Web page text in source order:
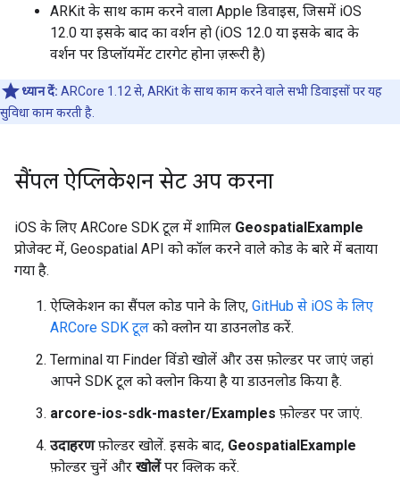
ARKit के साथ काम करने वाला Apple डिवाइस, जिसमें iOS
12.0 या इसके बाद का वर्शन हो (iOS 12.0 या इसके बाद के
वर्शन पर डिप्लॉयमेंट टारगेट होना ज़रूरी है)
ध्यान दें: ARCore 1.12 से, ARKit के साथ काम करने वाले सभी डिवाइसों पर यह
सुविधा काम करती है.
सैंपल ऐप्लिकेशन सेट अप करना
iOS के लिए ARCore SDK टूल में शामिल GeospatialExample
प्रोजेक्ट में, Geospatial API को कॉल करने वाले कोड के बारे में बताया
गया है.
ऐप्लिकेशन का सैंपल कोड पाने के लिए, GitHub से iOS के लिए
ARCore SDK टूल को क्लोन या डाउनलोड करें.
Terminal या Finder विंडो खोलें और उस फ़ोल्डर पर जाएं जहां
आपने SDK टूल को क्लोन किया है या डाउनलोड किया है.
arcore-ios-sdk-master/Examples फ़ोल्डर पर जाएं.
उदाहरणफ़ोल्डर खोलें. इसके बाद, GeospatialExample
फ़ोल्डर चुनें और खोलेंपर क्लिक करें.